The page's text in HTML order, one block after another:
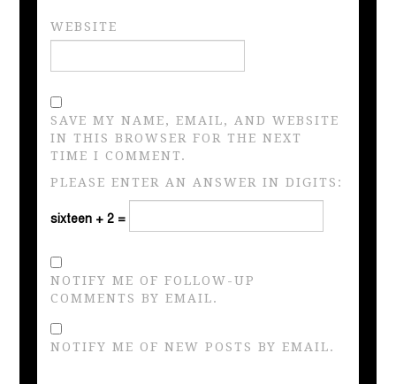
WEBSITE
SAVE MY NAME, EMAIL, AND WEBSITE
IN THIS BROWSER FOR THE NEXT
TIME I COMMENT.
PLEASE ENTER AN ANSWER IN DIGITS:
sixteen + 2 =
NOTIFY ME OF FOLLOW-UP
COMMENTS BY EMAIL.
NOTIFY ME OF NEW POSTS BY EMAIL.